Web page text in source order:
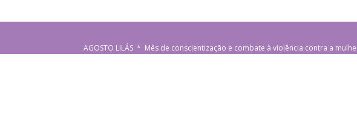
AGOSTO LILÁS * Mês de conscientização e combate à violência contra a